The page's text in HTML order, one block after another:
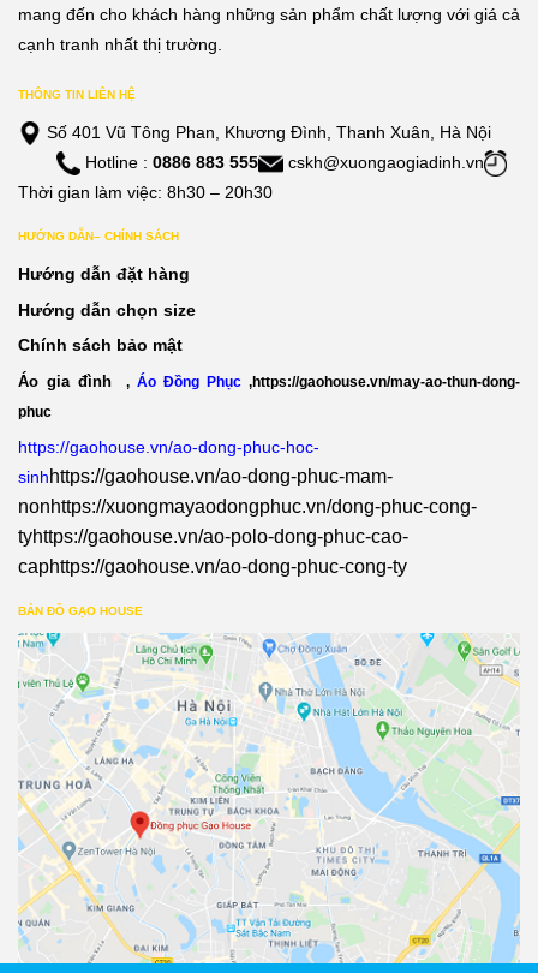
mang đến cho khách hàng những sản phẩm chất lượng với giá cả
cạnh tranh nhất thị trường.
THÔNG TIN LIÊN HỆ
Số 401 Vũ Tông Phan, Khương Đình, Thanh Xuân, Hà Nội
Hotline : 0886 883 555
cskh@xuongaogiadinh.vn
Thời gian làm việc: 8h30 – 20h30
HƯỚNG DẪN– CHÍNH SÁCH
Hướng dẫn đặt hàng
Hướng dẫn chọn size
Chính sách bảo mật
Áo gia đình , Áo Đồng Phục ,https://gaohouse.vn/may-ao-thun-dong-
phuc
https://gaohouse.vn/ao-dong-phuc-hoc-
sinhhttps://gaohouse.vn/ao-dong-phuc-mam-
nonhttps://xuongmayaodongphuc.vn/dong-phuc-cong-
tyhttps://gaohouse.vn/ao-polo-dong-phuc-cao-
caphttps://gaohouse.vn/ao-dong-phuc-cong-ty
BẢN ĐỒ GẠO HOUSE